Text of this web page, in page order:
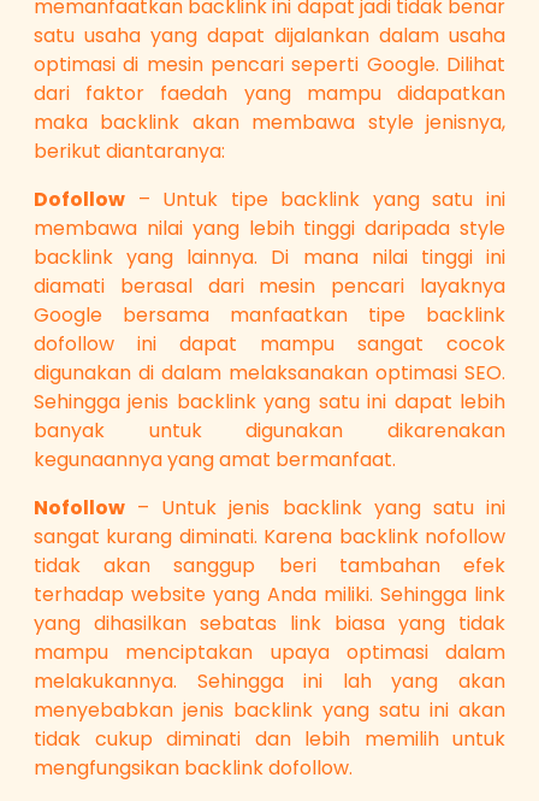
memanfaatkan backlink ini dapat jadi tidak benar
satu usaha yang dapat dijalankan dalam usaha
optimasi di mesin pencari seperti Google. Dilihat
dari faktor faedah yang mampu didapatkan
maka backlink akan membawa style jenisnya,
berikut diantaranya:
Dofollow – Untuk tipe backlink yang satu ini
membawa nilai yang lebih tinggi daripada style
backlink yang lainnya. Di mana nilai tinggi ini
diamati berasal dari mesin pencari layaknya
Google bersama manfaatkan tipe backlink
dofollow ini dapat mampu sangat cocok
digunakan di dalam melaksanakan optimasi SEO.
Sehingga jenis backlink yang satu ini dapat lebih
banyak untuk digunakan dikarenakan
kegunaannya yang amat bermanfaat.
Nofollow – Untuk jenis backlink yang satu ini
sangat kurang diminati. Karena backlink nofollow
tidak akan sanggup beri tambahan efek
terhadap website yang Anda miliki. Sehingga link
yang dihasilkan sebatas link biasa yang tidak
mampu menciptakan upaya optimasi dalam
melakukannya. Sehingga ini lah yang akan
menyebabkan jenis backlink yang satu ini akan
tidak cukup diminati dan lebih memilih untuk
mengfungsikan backlink dofollow.